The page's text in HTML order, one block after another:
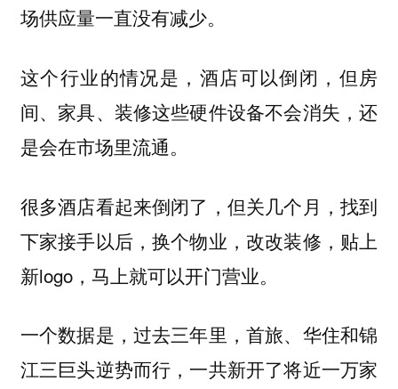
场供应量一直没有减少。
这个行业的情况是，酒店可以倒闭，但房
间、家具、装修这些硬件设备不会消失，还
是会在市场里流通。
很多酒店看起来倒闭了，但关几个月，找到
下家接手以后，换个物业，改改装修，贴上
新logo，马上就可以开门营业。
一个数据是，过去三年里，首旅、华住和锦
江三巨头逆势而行，一共新开了将近一万家